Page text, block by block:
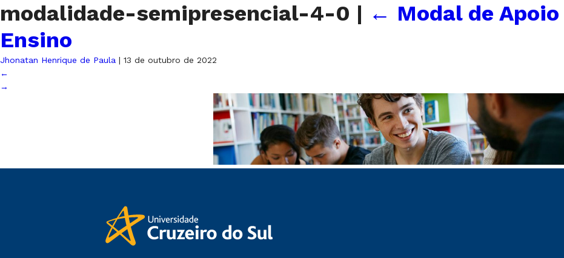
modalidade-semipresencial-4-0 | ← Modal de
Ensino
Jhonatan Henrique de Paula | 13 de outubro de 2022
←
→